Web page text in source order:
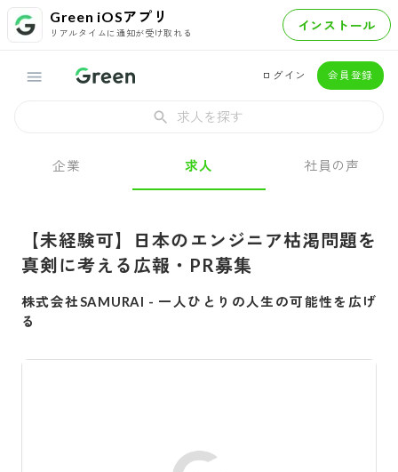
Green iOSアプリ
リアルタイムに通知が受け取れる インストール
ログイン 会員登録
求人を探す
企業 求人 社員の声
【未経験可】日本のエンジニア枯渇問題を
真剣に考える広報・PR募集
株式会社SAMURAI - 一人ひとりの人生の可能性を広げ
る